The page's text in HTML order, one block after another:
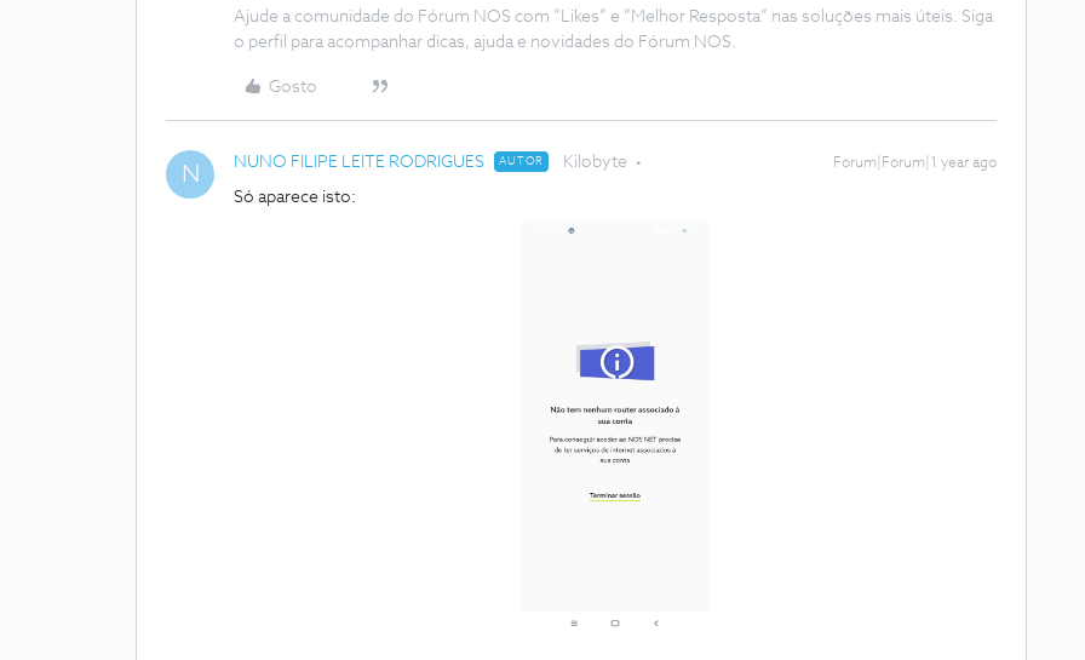
Ajude a comunidade do Fórum NOS com “Likes” e “Melhor Resposta” nas soluções mais úteis. Siga
o perfil para acompanhar dicas, ajuda e novidades do Fórum NOS.
Gosto
N NUNO FILIPE LEITE RODRIGUES AUTOR Kilobyte Forum|Forum|1 year ago
Só aparece isto: